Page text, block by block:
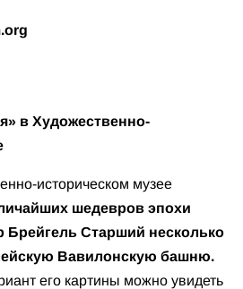
в Художественно-
историческом музее
шедевров эпохи
Брейгель Старший несколько
Вавилонскую башню.
его картины можно увидеть